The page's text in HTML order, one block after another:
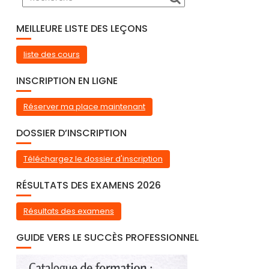
MEILLEURE LISTE DES LEÇONS
liste des cours
INSCRIPTION EN LIGNE
Réserver ma place maintenant
DOSSIER D’INSCRIPTION
Téléchargez le dossier d'inscription
RÉSULTATS DES EXAMENS 2026
Résultats des examens
GUIDE VERS LE SUCCÈS PROFESSIONNEL